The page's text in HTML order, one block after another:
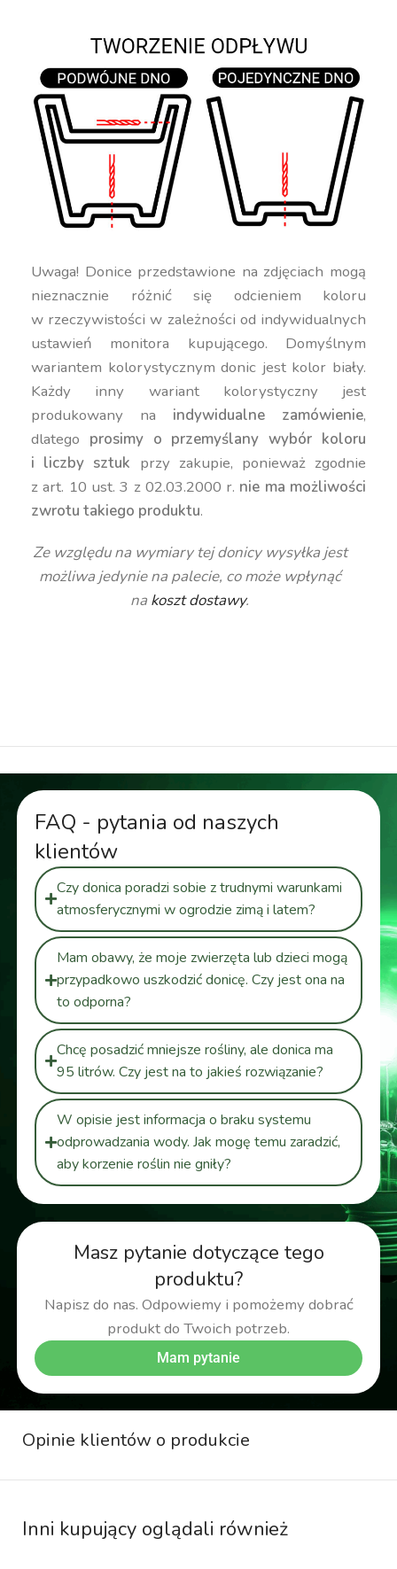
Uwaga! Donice przedstawione na zdjęciach mogą
nieznacznie różnić się odcieniem koloru
w rzeczywistości w zależności od indywidualnych
ustawień monitora kupującego. Domyślnym
wariantem kolorystycznym donic jest kolor biały.
Każdy inny wariant kolorystyczny jest
produkowany na indywidualne zamówienie,
dlatego prosimy o przemyślany wybór koloru
i liczby sztuk przy zakupie, ponieważ zgodnie
z art. 10 ust. 3 z 02.03.2000 r. nie ma możliwości
zwrotu takiego produktu.
Ze względu na wymiary tej donicy wysyłka jest
możliwa jedynie na palecie, co może wpłynąć
na koszt dostawy.
Masz pytanie dotyczące tego
produktu?
Napisz do nas. Odpowiemy i pomożemy dobrać
produkt do Twoich potrzeb.
Mam pytanie
FAQ - pytania od naszych
klientów
Czy donica poradzi sobie z trudnymi warunkami
atmosferycznymi w ogrodzie zimą i latem?
Mam obawy, że moje zwierzęta lub dzieci mogą
przypadkowo uszkodzić donicę. Czy jest ona na
to odporna?
Chcę posadzić mniejsze rośliny, ale donica ma
95 litrów. Czy jest na to jakieś rozwiązanie?
W opisie jest informacja o braku systemu
odprowadzania wody. Jak mogę temu zaradzić,
aby korzenie roślin nie gniły?
Opinie klientów o produkcie
Inni kupujący oglądali również